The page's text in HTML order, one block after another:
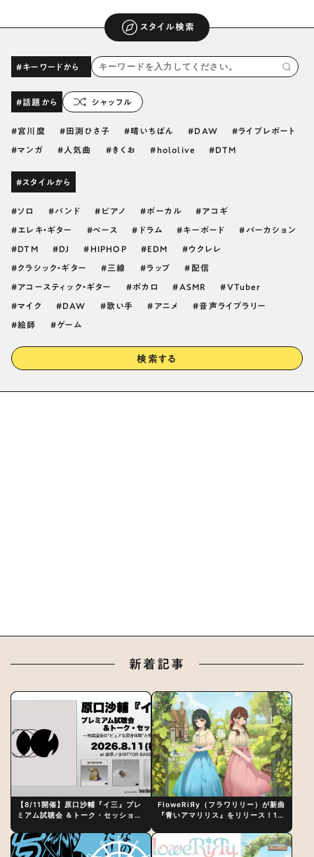
スタイル検索
#キーワードから
#話題から シャッフル
宮川麿 田渕ひさ子 晴いちばん DAW ライブレポート
マンガ 人気曲 きくお hololive DTM
#スタイルから
ソロ バンド ピアノ ボーカル アコギ
エレキ・ギター ベース ドラム キーボード パーカション
DTM DJ HIPHOP EDM ウクレレ
クラシック・ギター 三線 ラップ 配信
アコースティック・ギター ボカロ ASMR VTuber
マイク DAW 歌い手 アニメ 音声ライブラリー
絵師 ゲーム
検索する
新着記事
【8/11開催】原口沙輔『イ三』プレ
ミアム試聴会 ＆トーク・セッション
制作秘話
FloweRiЯy（フラワリリー）が新曲
『青いアマリリス』をリリース！1st